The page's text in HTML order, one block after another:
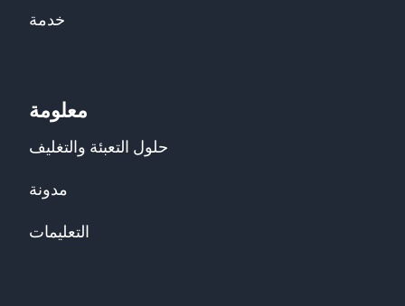
خدمة
معلومة
حلول التعبئة والتغليف
مدونة
التعليمات